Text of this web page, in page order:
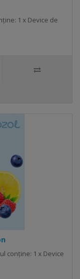
1 x Device de
conține: 1 x Device